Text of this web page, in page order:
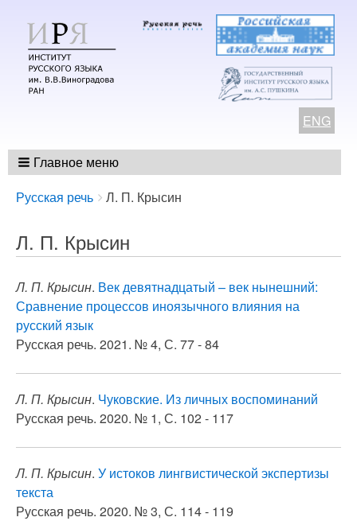
ENG
Главное меню
Breadcrumbs
You
here:
Русская речь Л. П. Крысин
Л. П. Крысин
Л. П. Крысин. Век девятнадцатый – век нынешний:
Сравнение процессов иноязычного влияния на
русский язык
Русская речь. 2021. № 4, С. 77 - 84
Л. П. Крысин. Чуковские. Из личных воспоминаний
Русская речь. 2020. № 1, С. 102 - 117
Л. П. Крысин. У истоков лингвистической экспертизы
текста
Русская речь. 2020. № 3, С. 114 - 119